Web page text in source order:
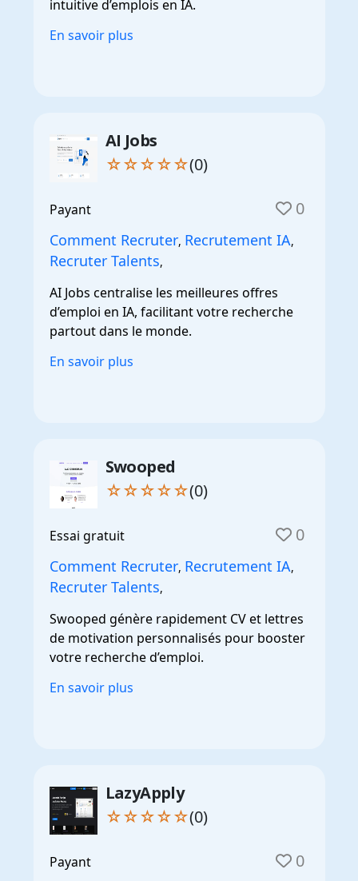
intuitive d’emplois en IA.
En savoir plus
AI Jobs
☆☆☆☆☆(0)
Payant 0
Comment Recruter, Recrutement IA,
Recruter Talents,
AI Jobs centralise les meilleures offres
d’emploi en IA, facilitant votre recherche
partout dans le monde.
En savoir plus
Swooped
☆☆☆☆☆(0)
Essai gratuit 0
Comment Recruter, Recrutement IA,
Recruter Talents,
Swooped génère rapidement CV et lettres
de motivation personnalisés pour booster
votre recherche d’emploi.
En savoir plus
LazyApply
☆☆☆☆☆(0)
Payant 0